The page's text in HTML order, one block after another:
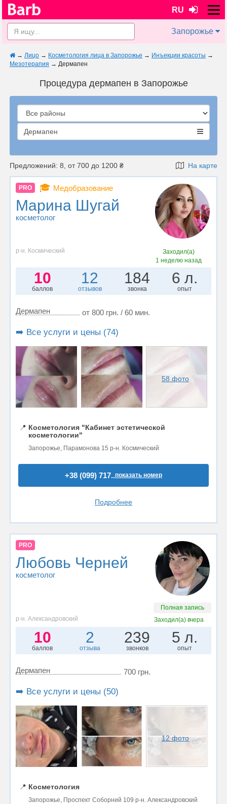
RU
Запорожье
→ Лицо → Косметология лица в Запорожье → Инъекции красоты →
Мезотерапия → Дермапен
Процедура дермапен в Запорожье
Дермапен
Предложений: 8, от 700 до 1200 ₴ На карте
PRO 🎓 Медобразование
Марина Шугай
косметолог
р-н. Космический
Заходил(а)
1 неделю назад
10
баллов
12
отзывов
184
звонка
6 л.
опыт
Дермапен от 800 грн. / 60 мин.
➡️ Все услуги и цены (74)
58 фото
📍 Косметология "Кабинет эстетической
косметологии"
Запорожье, Парамонова 15 р-н. Космический
+38 (099) 717..показать номер
Подробнее
PRO
Любовь Черней
косметолог
Полная запись
р-н. Александровский
Заходил(а) вчера
10
баллов
2
отзыва
239
звонков
5 л.
опыт
Дермапен 700 грн.
➡️ Все услуги и цены (50)
12 фото
📍 Косметология
Запорожье, Проспект Соборний 109 р-н. Александровский